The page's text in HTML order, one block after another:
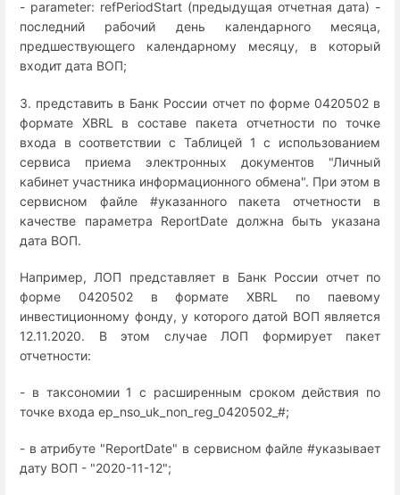
- parameter: refPeriodStart (предыдущая отчетная дата) -
последний рабочий день календарного месяца,
предшествующего календарному месяцу, в который
входит дата ВОП;
3. представить в Банк России отчет по форме 0420502 в
формате XBRL в составе пакета отчетности по точке
входа в соответствии с Таблицей 1 с использованием
сервиса приема электронных документов "Личный
кабинет участника информационного обмена". При этом в
сервисном файле #указанного пакета отчетности в
качестве параметра ReportDate должна быть указана
дата ВОП.
Например, ЛОП представляет в Банк России отчет по
форме 0420502 в формате XBRL по паевому
инвестиционному фонду, у которого датой ВОП является
12.11.2020. В этом случае ЛОП формирует пакет
отчетности:
- в таксономии 1 с расширенным сроком действия по
точке входа ep_nso_uk_non_reg_0420502_#;
- в атрибуте "ReportDate" в сервисном файле #указывает
дату ВОП - "2020-11-12";